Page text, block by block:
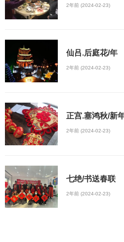
2年前 (2024-02-23)
仙吕.后庭花/年
2年前 (2024-02-23)
正宫.塞鸿秋/新
2年前 (2024-02-23)
七绝/书送春联
2年前 (2024-02-23)